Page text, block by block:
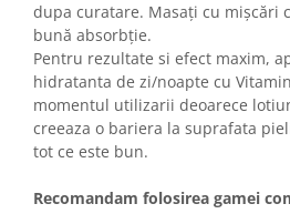
dupa curatare. Masați cu mișcări
bună absorbție.
Pentru rezultate si efect maxim,
hidratanta de zi/noapte cu
momentul utilizarii deoarece
creeaza o bariera la suprafata
tot ce este bun.
Recomandam folosirea gamei